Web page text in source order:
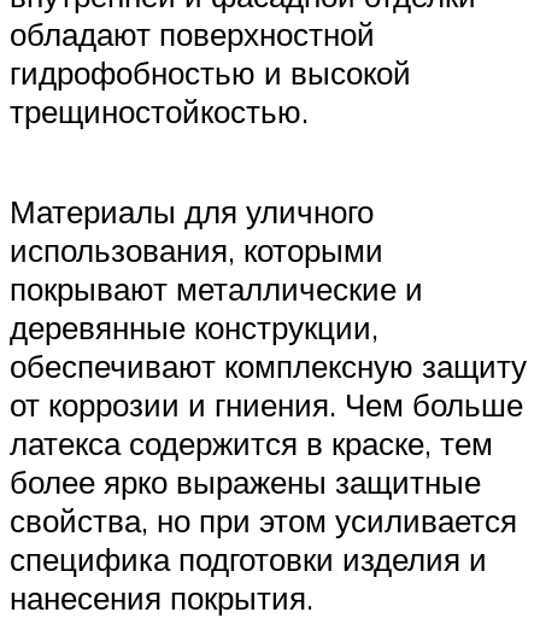
обладают поверхностной
гидрофобностью и высокой
трещиностойкостью.
Материалы для уличного
использования, которыми
покрывают металлические и
деревянные конструкции,
обеспечивают комплексную защиту
от коррозии и гниения. Чем больше
латекса содержится в краске, тем
более ярко выражены защитные
свойства, но при этом усиливается
специфика подготовки изделия и
нанесения покрытия.